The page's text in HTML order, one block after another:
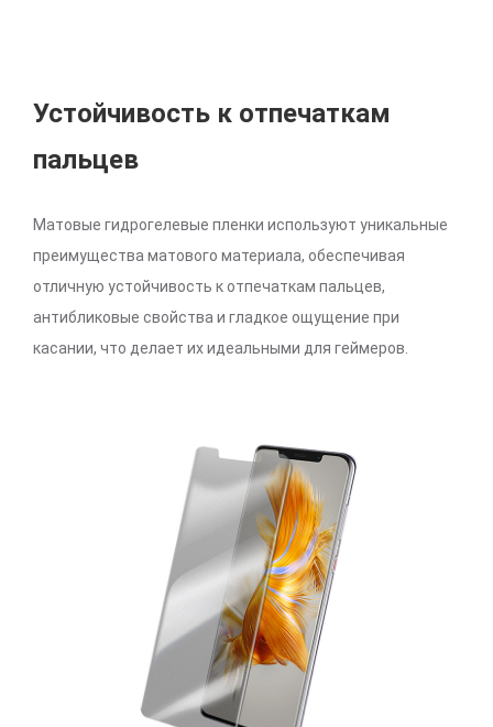
Устойчивость к отпечаткам
пальцев
Матовые гидрогелевые пленки используют уникальные
преимущества матового материала, обеспечивая
отличную устойчивость к отпечаткам пальцев,
антибликовые свойства и гладкое ощущение при
касании, что делает их идеальными для геймеров.